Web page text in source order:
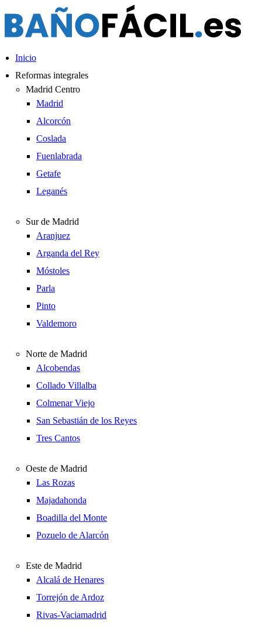
contenido
Inicio
Reformas integrales
Madrid Centro
Madrid
Alcorcón
Coslada
Fuenlabrada
Getafe
Leganés
Sur de Madrid
Aranjuez
Arganda del Rey
Móstoles
Parla
Pinto
Valdemoro
Norte de Madrid
Alcobendas
Collado Villalba
Colmenar Viejo
San Sebastián de los Reyes
Tres Cantos
Oeste de Madrid
Las Rozas
Majadahonda
Boadilla del Monte
Pozuelo de Alarcón
Este de Madrid
Alcalá de Henares
Torrejón de Ardoz
Rivas-Vaciamadrid